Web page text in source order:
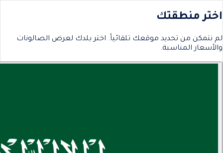
اختر منطقتك
لم نتمكن من تحديد موقعك تلقائياً. اختر بلدك لعرض الصالونات
والأسعار المناسبة.